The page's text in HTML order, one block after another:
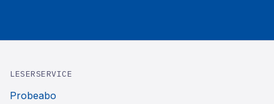
LESERSERVICE
Probeabo